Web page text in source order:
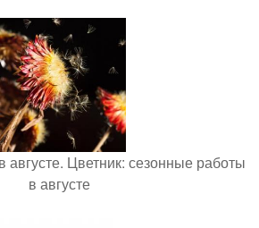
августе. Цветник: сезонные работы
в августе